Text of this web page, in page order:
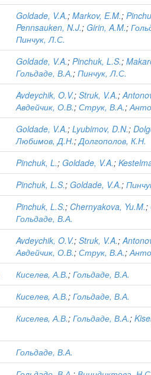
Goldade, V.A.; Markov, E.M.;
Pennsauken, N.J.; Girin, A.M.;
Пинчук, Л.С.
Goldade, V.A.; Pinchuk, L.S.;
Гольдаде, В.А.; Пинчук, Л.С.
Avdeychik, O.V.; Struk, V.A.;
Авдейчик, О.В.; Струк, В.А.;
Goldade, V.A.; Lyubimov, D.N.;
Любимов, Д.Н.;Долгополов, К.Н.
Pinchuk, L.; Goldade, V.A.;
Pinchuk, L.S.; Goldade, V.A.;
Pinchuk, L.S.; Chernyakova, Yu.M.;
Гольдаде, В.А.
Avdeychik, O.V.; Struk, V.A.;
Авдейчик, О.В.; Струк, В.А.;
Киселев, А.В.; Гольдаде, В.А.
Киселев, А.В.; Гольдаде, В.А.
Киселев, А.В.; Гольдаде, В.А.;
Гольдаде, В.А.